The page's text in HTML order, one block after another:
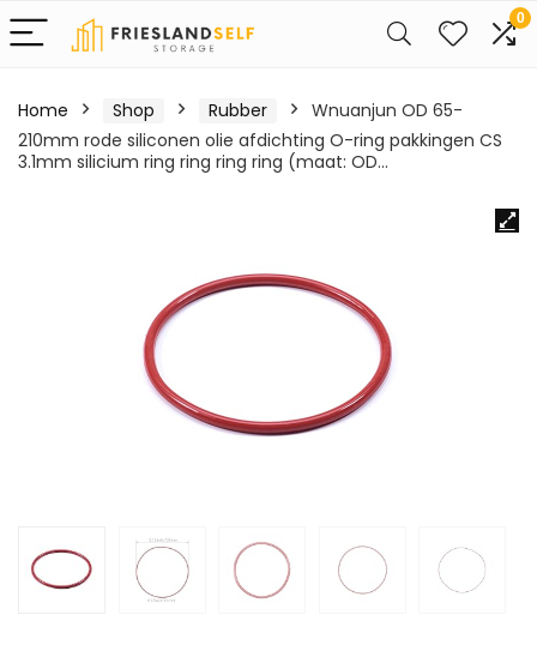
0
Home Shop Rubber
Wnuanjun OD 65-
210mm rode siliconen olie afdichting O-ring pakkingen CS
3.1mm silicium ring ring ring ring (maat: OD…